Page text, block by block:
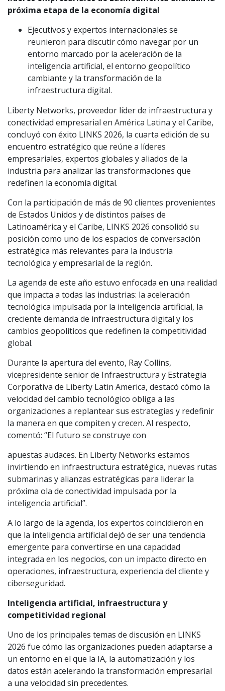
próxima etapa de la economía digital
Ejecutivos y expertos internacionales se
reunieron para discutir cómo navegar por un
entorno marcado por la aceleración de la
inteligencia artificial, el entorno geopolítico
cambiante y la transformación de la
infraestructura digital.
Liberty Networks, proveedor líder de infraestructura y
conectividad empresarial en América Latina y el Caribe,
concluyó con éxito LINKS 2026, la cuarta edición de su
encuentro estratégico que reúne a líderes
empresariales, expertos globales y aliados de la
industria para analizar las transformaciones que
redefinen la economía digital.
Con la participación de más de 90 clientes provenientes
de Estados Unidos y de distintos países de
Latinoamérica y el Caribe, LINKS 2026 consolidó su
posición como uno de los espacios de conversación
estratégica más relevantes para la industria
tecnológica y empresarial de la región.
La agenda de este año estuvo enfocada en una realidad
que impacta a todas las industrias: la aceleración
tecnológica impulsada por la inteligencia artificial, la
creciente demanda de infraestructura digital y los
cambios geopolíticos que redefinen la competitividad
global.
Durante la apertura del evento, Ray Collins,
vicepresidente senior de Infraestructura y Estrategia
Corporativa de Liberty Latin America, destacó cómo la
velocidad del cambio tecnológico obliga a las
organizaciones a replantear sus estrategias y redefinir
la manera en que compiten y crecen. Al respecto,
comentó: “El futuro se construye con
apuestas audaces. En Liberty Networks estamos
invirtiendo en infraestructura estratégica, nuevas rutas
submarinas y alianzas estratégicas para liderar la
próxima ola de conectividad impulsada por la
inteligencia artificial”.
A lo largo de la agenda, los expertos coincidieron en
que la inteligencia artificial dejó de ser una tendencia
emergente para convertirse en una capacidad
integrada en los negocios, con un impacto directo en
operaciones, infraestructura, experiencia del cliente y
ciberseguridad.
Inteligencia artificial, infraestructura y
competitividad regional
Uno de los principales temas de discusión en LINKS
2026 fue cómo las organizaciones pueden adaptarse a
un entorno en el que la IA, la automatización y los
datos están acelerando la transformación empresarial
a una velocidad sin precedentes.